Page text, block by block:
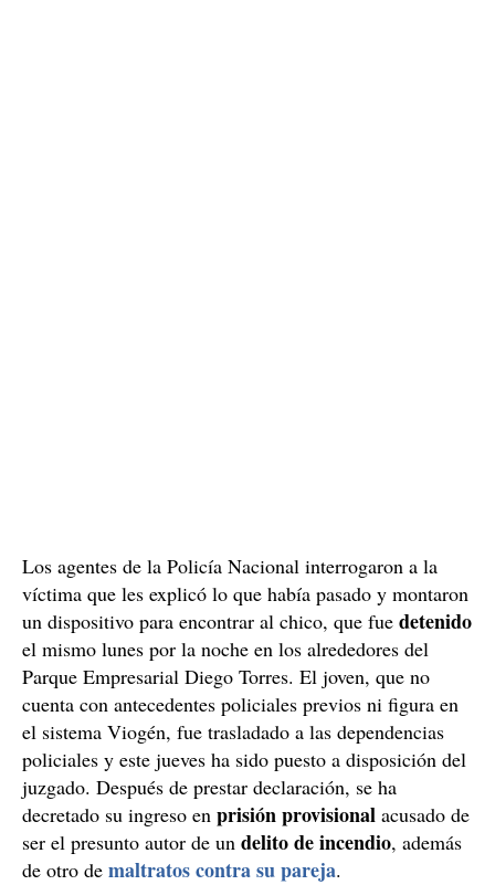
Los agentes de la Policía Nacional interrogaron a la
víctima que les explicó lo que había pasado y montaron
un dispositivo para encontrar al chico, que fue detenido
el mismo lunes por la noche en los alrededores del
Parque Empresarial Diego Torres. El joven, que no
cuenta con antecedentes policiales previos ni figura en
el sistema Viogén, fue trasladado a las dependencias
policiales y este jueves ha sido puesto a disposición del
juzgado. Después de prestar declaración, se ha
decretado su ingreso en prisión provisional acusado de
ser el presunto autor de un delito de incendio, además
de otro de maltratos contra su pareja.